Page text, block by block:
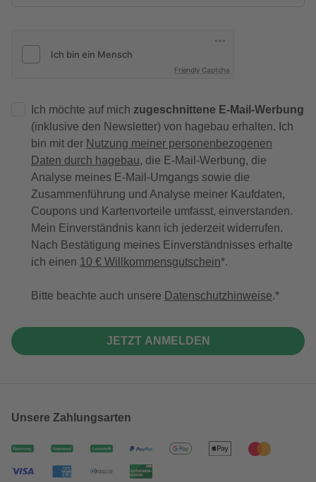
Friendly Captcha
Ich möchte auf mich zugeschnittene E-Mail-Werbung
(inklusive den Newsletter) von hagebau erhalten. Ich
bin mit der Nutzung meiner personenbezogenen
Daten durch hagebau, die E-Mail-Werbung, die
Analyse meines E-Mail-Umgangs sowie die
Zusammenführung und Analyse meiner Kaufdaten,
Coupons und Kartenvorteile umfasst, einverstanden.
Mein Einverständnis kann ich jederzeit widerrufen.
Nach Bestätigung meines Einverständnisses erhalte
ich einen 10 € Willkommensgutschein*.
Bitte beachte auch unsere Datenschutzhinweise.
JETZT ANMELDEN
Unsere Zahlungsarten